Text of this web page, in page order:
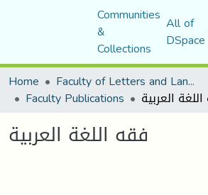
Communities
&
Collections
All of
DSpace
Home
Faculty of Letters and Languages
Faculty Publications العربية
فقه اللغة العربية